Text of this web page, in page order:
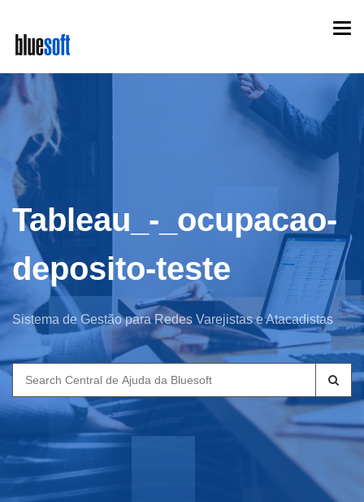
main
content
Tableau_-_ocupacao-
deposito-teste
Sistema de Gestão para Redes Varejistas e Atacadistas
Search
for: